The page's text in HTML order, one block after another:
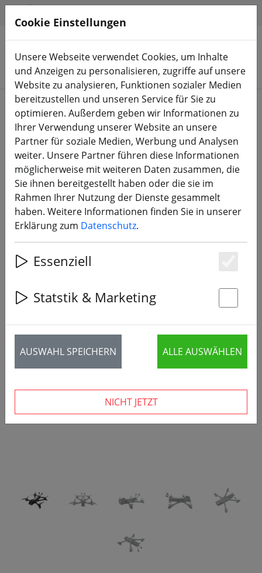
Produkte suchen
Start FPV Drohnen RTF, BNF & PNP
DeepSpace Seeker 5 DC DJI O4 Pro 5
Zoll FPV Drohne 6S PNP GPS
‹ ›
Cookie Einstellungen
Unsere Webseite verwendet Cookies, um Inhalte
und Anzeigen zu personalisieren, zugriffe auf unsere
Website zu analysieren, Funktionen sozialer Medien
bereitzustellen und unseren Service für Sie zu
optimieren. Außerdem geben wir Informationen zu
Ihrer Verwendung unserer Website an unsere
Partner für soziale Medien, Werbung und Analysen
weiter. Unsere Partner führen diese Informationen
möglicherweise mit weiteren Daten zusammen, die
Sie ihnen bereitgestellt haben oder die sie im
Rahmen Ihrer Nutzung der Dienste gesammelt
haben. Weitere Informationen finden Sie in unserer
Erklärung zum Datenschutz.
Essenziell
Statstik & Marketing
AUSWAHL SPEICHERN ALLE AUSWÄHLEN
NICHT JETZT